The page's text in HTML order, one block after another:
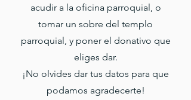
acudir a la oficina parroquial, o
tomar un sobre del templo
parroquial, y poner el donativo que
eliges dar.
¡No olvides dar tus datos para que
podamos agradecerte!